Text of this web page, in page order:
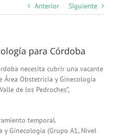
Anterior Siguiente
para Córdoba
necesita cubrir una vacante
Área Obstetricia y Ginecología
de los Pedroches”,
temporal.
y Ginecología (Grupo A1, Nivel